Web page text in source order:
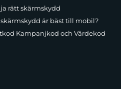
rätt skärmskydd
är bäst till mobil?
Kampanjkod och Värdekod